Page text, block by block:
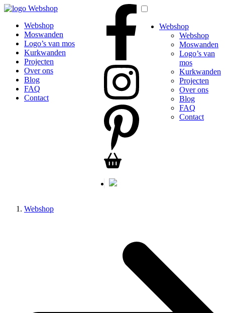
Webshop
Webshop
Moswanden
Logo’s van mos
Kurkwanden
Projecten
Over ons
Blog
FAQ
Contact
Webshop
Webshop
Moswanden
Logo’s van
mos
Kurkwanden
Projecten
Over ons
Blog
FAQ
Contact
Webshop